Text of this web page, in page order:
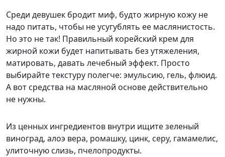
Среди девушек бродит миф, будто жирную кожу не
надо питать, чтобы не усугублять ее маслянистость.
Но это не так! Правильный корейский крем для
жирной кожи будет напитывать без утяжеления,
матировать, давать лечебный эффект. Просто
выбирайте текстуру полегче: эмульсию, гель, флюид.
А вот средства на масляной основе действительно
не нужны.
Из ценных ингредиентов внутри ищите зеленый
виноград, алоэ вера, ромашку, цинк, серу, гамамелис,
улиточную слизь, пчелопродукты.